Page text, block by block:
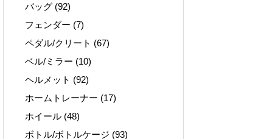
バッグ (92)
フェンダー (7)
ペダル/クリート (67)
ベル/ミラー (10)
ヘルメット (92)
ホームトレーナー (17)
ホイール (48)
ボトル/ボトルケージ (93)